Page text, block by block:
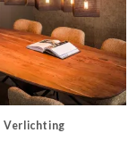
Verlichting